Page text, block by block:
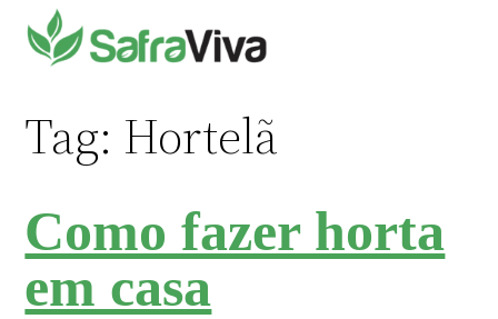
para
Tag: Hortelã
Como fazer horta
em casa